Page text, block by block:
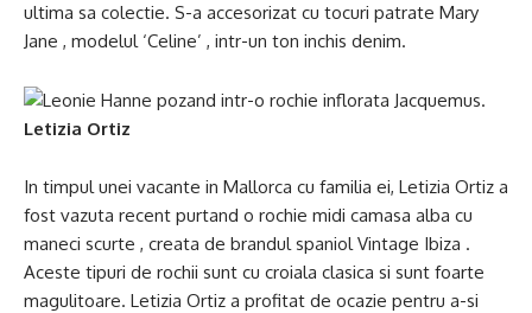
ultima sa colectie. S-a accesorizat cu tocuri patrate Mary
Jane , modelul ‘Celine’ , intr-un ton inchis denim.
Letizia Ortiz
In timpul unei vacante in Mallorca cu familia ei, Letizia Ortiz a
fost vazuta recent purtand o rochie midi camasa alba cu
maneci scurte , creata de brandul spaniol Vintage Ibiza .
Aceste tipuri de rochii sunt cu croiala clasica si sunt foarte
magulitoare. Letizia Ortiz a profitat de ocazie pentru a-si